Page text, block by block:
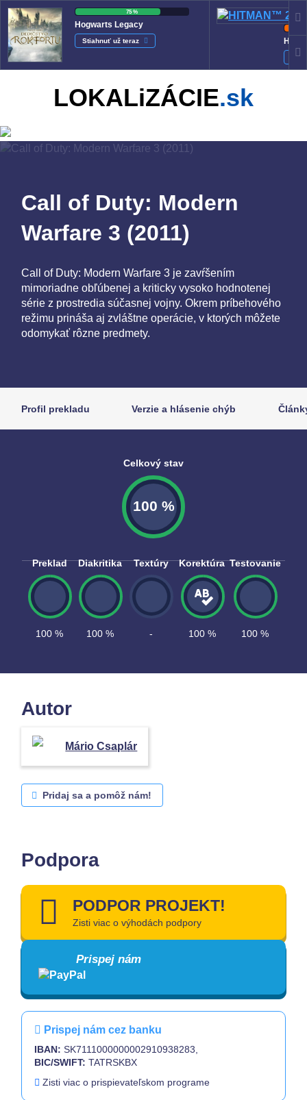
75 %
Hogwarts Legacy
Stiahnuť už teraz
LOKALiZÁCIE.sk
Call of Duty: Modern
Warfare 3 (2011)
Call of Duty: Modern Warfare 3 je zavŕšením
mimoriadne obľúbenej a kriticky vysoko hodnotenej
série z prostredia súčasnej vojny. Okrem príbehového
režimu prináša aj zvláštne operácie, v ktorých môžete
odomykať rôzne predmety.
Profil prekladu Verzie a hlásenie chýb
Celkový stav
100 %
Preklad
100 %
Diakritika
100 %
Textúry
-
Korektúra
100 %
Testovanie
100 %
Autor
Mário Csaplár
Pridaj sa a pomôž nám!
Podpora
PODPOR PROJEKT!
Zisti viac o výhodách podpory
Prispej nám
Prispej nám cez banku
IBAN: SK7111000000002910938283,
BIC/SWIFT: TATRSKBX
Zisti viac o prispievateľskom programe